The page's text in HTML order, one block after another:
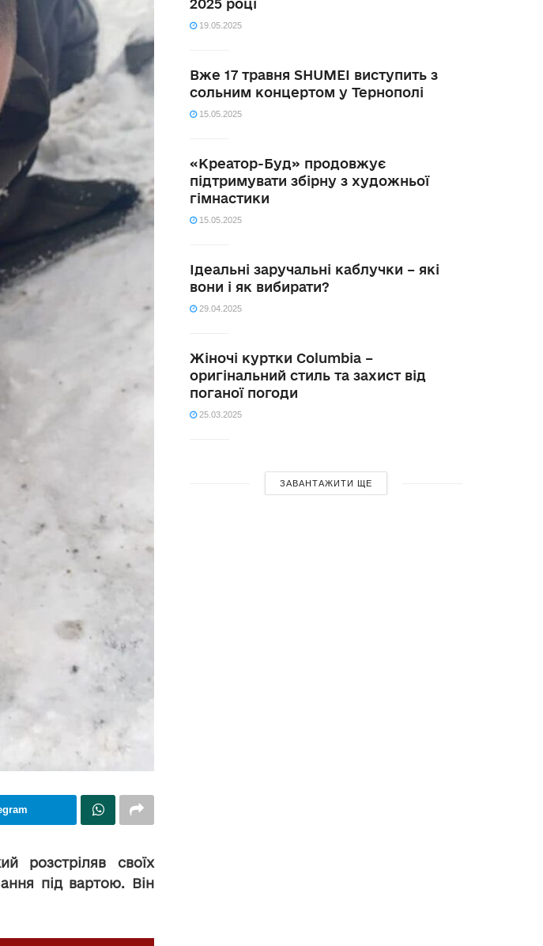
розстріляв своїх
під вартою. Він
2025 році
19.05.2025
Вже 17 травня SHUMEI виступить з
сольним концертом у Тернополі
15.05.2025
«Креатор-Буд» продовжує
підтримувати збірну з художньої
гімнастики
15.05.2025
Ідеальні заручальні каблучки – які
вони і як вибирати?
29.04.2025
Жіночі куртки Columbia –
оригінальний стиль та захист від
поганої погоди
25.03.2025
ЗАВАНТАЖИТИ ЩЕ